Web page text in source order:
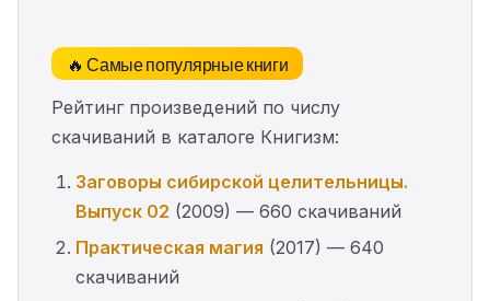
🔥 Самые популярные книги
Рейтинг произведений по числу
скачиваний в каталоге Книгизм:
Заговоры сибирской целительницы.
Выпуск 02 (2009) — 660 скачиваний
Практическая магия (2017) — 640
скачиваний